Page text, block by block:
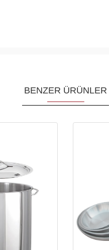
BENZER ÜRÜNLER